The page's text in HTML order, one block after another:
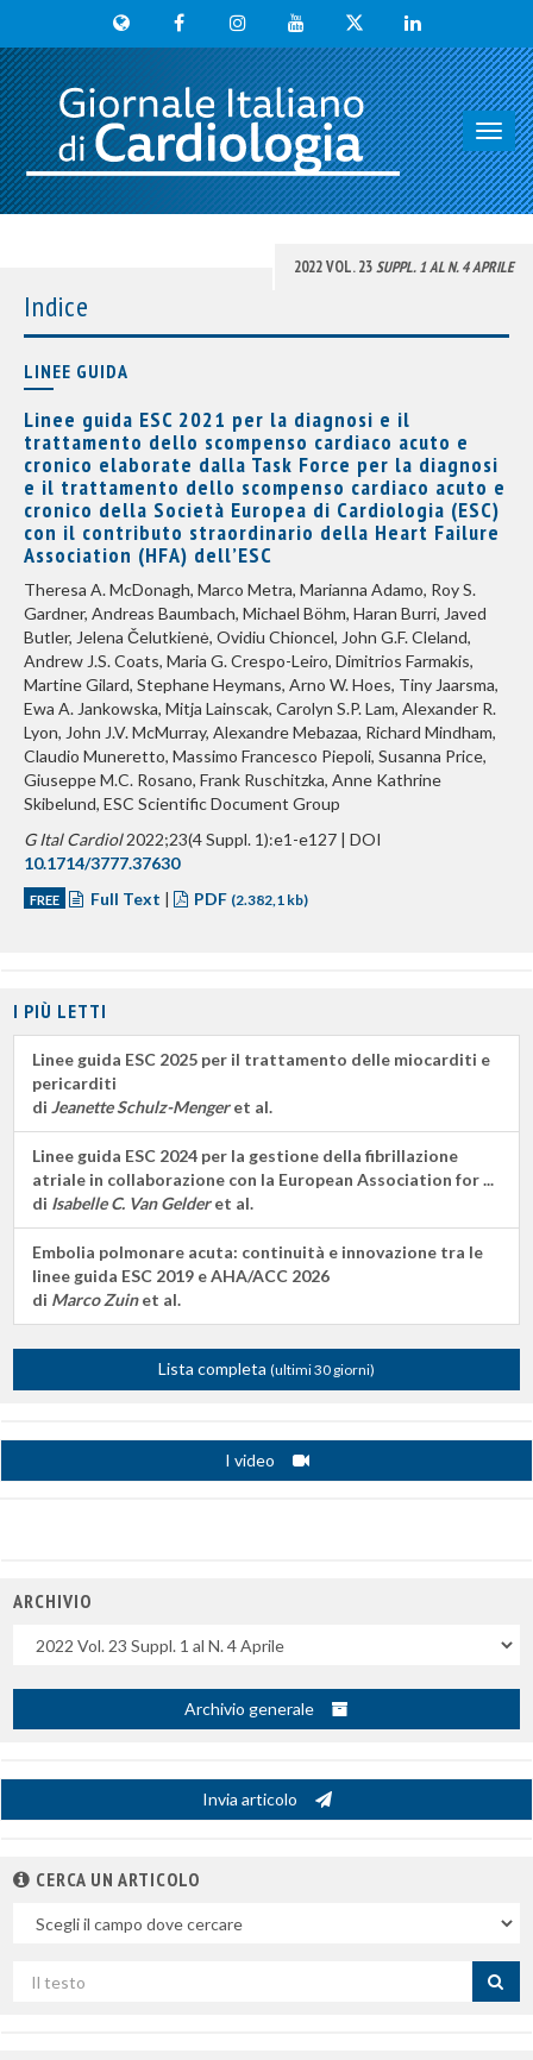
2022 VOL. 23SUPPL. 1 AL N. 4 APRILE
Indice
LINEE GUIDA
Linee guida ESC 2021 per la diagnosi e il
trattamento dello scompenso cardiaco acuto e
cronico elaborate dalla Task Force per la diagnosi
e il trattamento dello scompenso cardiaco acuto e
cronico della Società Europea di Cardiologia (ESC)
con il contributo straordinario della Heart Failure
Association (HFA) dell’ESC
Theresa A. McDonagh, Marco Metra, Marianna Adamo, Roy S.
Gardner, Andreas Baumbach, Michael Böhm, Haran Burri, Javed
Butler, Jelena Čelutkienė, Ovidiu Chioncel, John G.F. Cleland,
Andrew J.S. Coats, Maria G. Crespo-Leiro, Dimitrios Farmakis,
Martine Gilard, Stephane Heymans, Arno W. Hoes, Tiny Jaarsma,
Ewa A. Jankowska, Mitja Lainscak, Carolyn S.P. Lam, Alexander R.
Lyon, John J.V. McMurray, Alexandre Mebazaa, Richard Mindham,
Claudio Muneretto, Massimo Francesco Piepoli, Susanna Price,
Giuseppe M.C. Rosano, Frank Ruschitzka, Anne Kathrine
Skibelund, ESC Scientific Document Group
G Ital Cardiol2022;23(4 Suppl. 1):e1-e127 | DOI
10.1714/3777.37630
FREE Full Text | PDF (2.382,1 kb)
I PIÙ LETTI
Linee guida ESC 2025 per il trattamento delle miocarditi e
pericarditi
di Jeanette Schulz-Mengeret al.
Linee guida ESC 2024 per la gestione della fibrillazione
atriale in collaborazione con la European Association for ...
di Isabelle C. Van Gelderet al.
Embolia polmonare acuta: continuità e innovazione tra le
linee guida ESC 2019 e AHA/ACC 2026
di Marco Zuinet al.
Lista completa (ultimi 30 giorni)
I video
ARCHIVIO
Archivio generale
Invia articolo
CERCA UN ARTICOLO
campo
per